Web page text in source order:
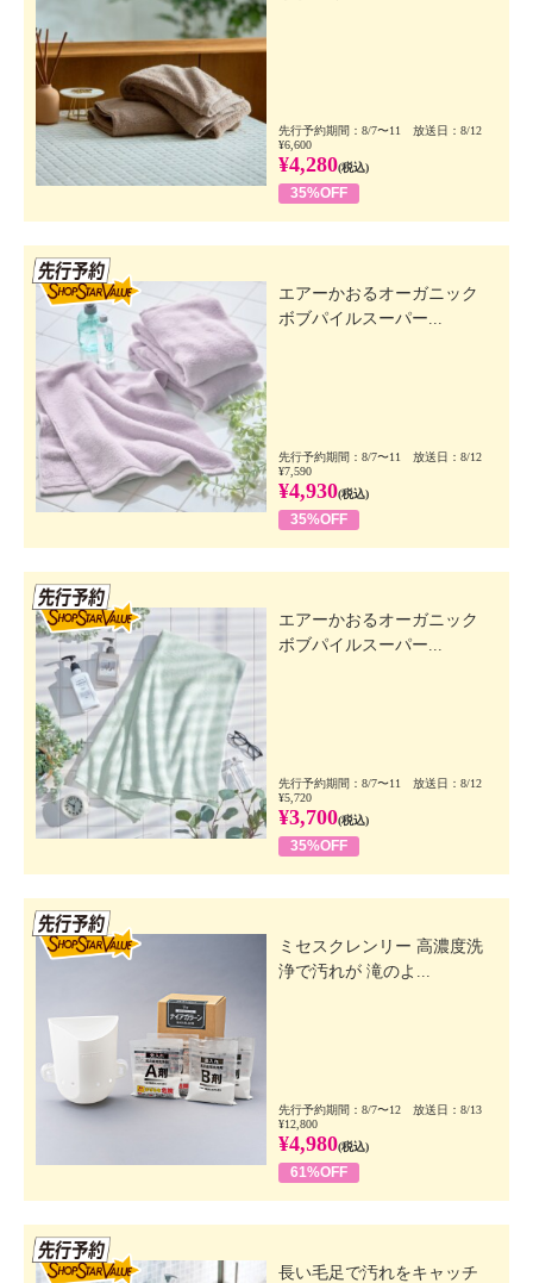
先行予約期間：8/7〜11 放送日：8/12
¥6,600
¥4,280(税込)
35%OFF
エアーかおるオーガニック
ボブパイルスーパー...
先行予約期間：8/7〜11 放送日：8/12
¥7,590
¥4,930(税込)
35%OFF
エアーかおるオーガニック
ボブパイルスーパー...
先行予約期間：8/7〜11 放送日：8/12
¥5,720
¥3,700(税込)
35%OFF
ミセスクレンリー 高濃度洗
浄で汚れが 滝のよ...
先行予約期間：8/7〜12 放送日：8/13
¥12,800
¥4,980(税込)
61%OFF
長い毛足で汚れをキャッチ